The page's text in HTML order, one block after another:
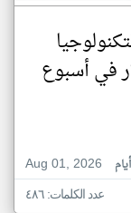
Aug 01, 2026
عدد الكلمات: ٤٨٦